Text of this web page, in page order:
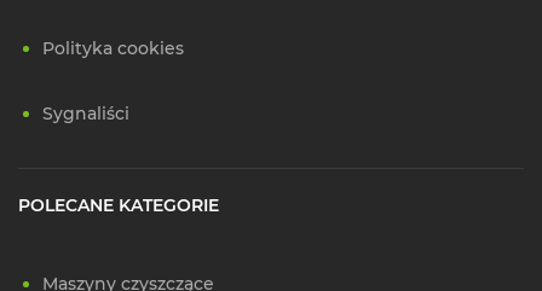
Polityka cookies
Sygnaliści
POLECANE KATEGORIE
Maszyny czyszczące